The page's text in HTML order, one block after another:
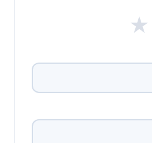
★